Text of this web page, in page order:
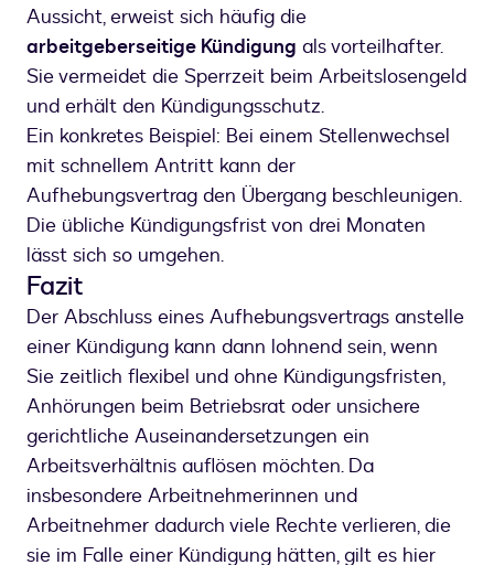
Aussicht, erweist sich häufig die
arbeitgeberseitige Kündigung als vorteilhafter.
Sie vermeidet die Sperrzeit beim Arbeitslosengeld
und erhält den Kündigungsschutz.
Ein konkretes Beispiel: Bei einem Stellenwechsel
mit schnellem Antritt kann der
Aufhebungsvertrag den Übergang beschleunigen.
Die übliche Kündigungsfrist von drei Monaten
lässt sich so umgehen.
Fazit
Der Abschluss eines Aufhebungsvertrags anstelle
einer Kündigung kann dann lohnend sein, wenn
Sie zeitlich flexibel und ohne Kündigungsfristen,
Anhörungen beim Betriebsrat oder unsichere
gerichtliche Auseinandersetzungen ein
Arbeitsverhältnis auflösen möchten. Da
insbesondere Arbeitnehmerinnen und
Arbeitnehmer dadurch viele Rechte verlieren, die
sie im Falle einer Kündigung hätten, gilt es hier